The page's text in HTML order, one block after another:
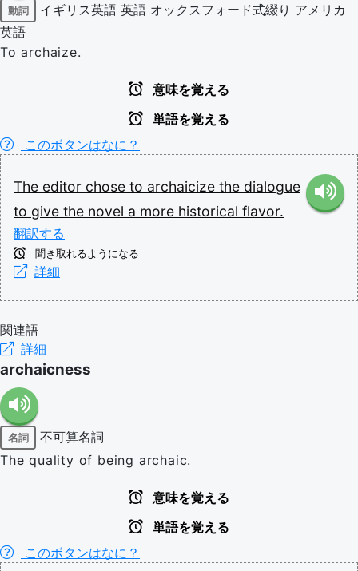
動詞 イギリス英語 英語 オックスフォード式綴り アメリカ
英語
To archaize.
意味を覚える
単語を覚える
このボタンはなに？
The editor chose to archaicize the dialogue
to give the novel a more historical flavor.
翻訳する
聞き取れるようになる
詳細
関連語
詳細
archaicness
名詞
不可算名詞
The quality of being archaic.
意味を覚える
単語を覚える
このボタンはなに？